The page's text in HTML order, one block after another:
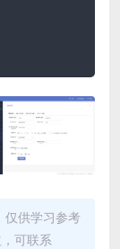
仅供学习参考
可联系